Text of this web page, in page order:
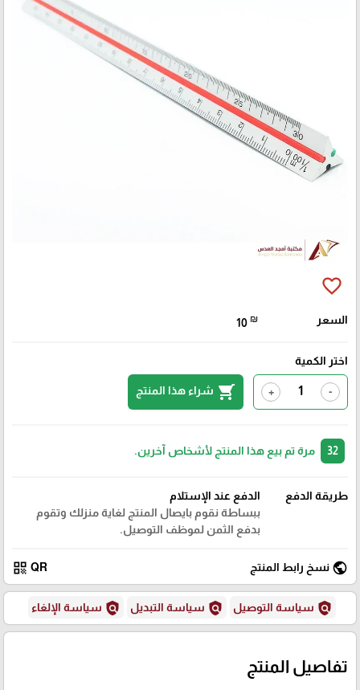
favorite_border
السعر 10 ₪
اختر الكمية
-
+
shopping_cart شراء هذا المنتج
مرة تم بيع هذا المنتج لأشخاص آخرين.
طريقة الدفع
الدفع عند الإستلام
ببساطة نقوم بايصال المنتج لغاية منزلك وتقوم
بدفع الثمن لموظف التوصيل.
public نسخ رابط المنتج QR
qr_code
policy سياسة التوصيل policy سياسة التبديل policy سياسة الإلغاء
تفاصيل المنتج